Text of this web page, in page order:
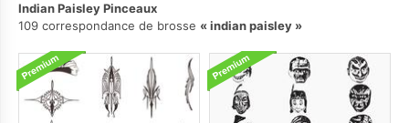
Indian Paisley Pinceaux
109 correspondance de brosse
indian paisley